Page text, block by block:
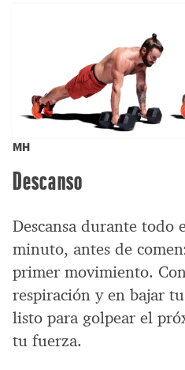
MH
Descanso
Descansa durante
minuto, antes de
primer movimiento.
respiración y en bajar
listo para golpear el
tu fuerza.